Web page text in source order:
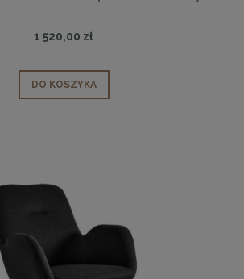
1 520,00 zł
DO KOSZYKA